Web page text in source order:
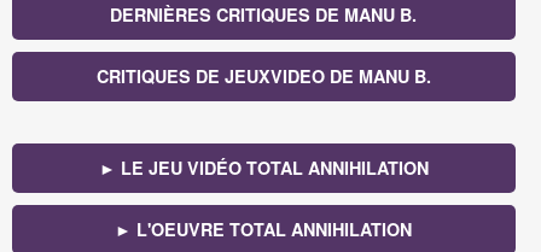
DERNIÈRES CRITIQUES DE MANU B.
CRITIQUES DE JEUXVIDEO DE MANU B.
► LE JEU VIDÉO TOTAL ANNIHILATION
► L'OEUVRE TOTAL ANNIHILATION